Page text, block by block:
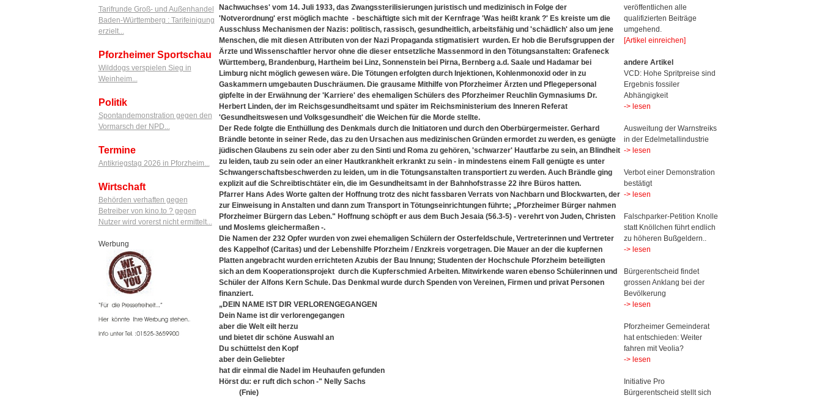
Tarifrunde Groß- und Außenhandel
Baden-Württemberg : Tarifeinigung
erzielt...
Pforzheimer Sportschau
Wilddogs verspielen Sieg in
Weinheim...
Politik
Spontandemonstration gegen den
Vormarsch der NPD...
Termine
Antikriegstag 2026 in Pforzheim...
Wirtschaft
Behörden verhaften gegen
Betreiber von kino.to ? gegen
Nutzer wird vorerst nicht ermittelt...
Werbung
Nachwuchses' vom 14. Juli 1933, das Zwangssterilisierungen juristisch und medizinisch in Folge der
'Notverordnung' erst möglich machte - beschäftigte sich mit der Kernfrage 'Was heißt krank ?' Es kreiste um die
Ausschluss Mechanismen der Nazis: politisch, rassisch, gesundheitlich, arbeitsfähig und 'schädlich' also um jene
Menschen, die mit diesen Attributen von der Nazi Propaganda stigmatisiert wurden. Er hob die Berufsgruppen der
Ärzte und Wissenschaftler hervor ohne die dieser entsetzliche Massenmord in den Tötungsanstalten: Grafeneck
Württemberg, Brandenburg, Hartheim bei Linz, Sonnenstein bei Pirna, Bernberg a.d. Saale und Hadamar bei
Limburg nicht möglich gewesen wäre. Die Tötungen erfolgten durch Injektionen, Kohlenmonoxid oder in zu
Gaskammern umgebauten Duschräumen. Die grausame Mithilfe von Pforzheimer Ärzten und Pflegepersonal
gipfelte in der Erwähnung der 'Karriere' des ehemaligen Schülers des Pforzheimer Reuchlin Gymnasiums Dr.
Herbert Linden, der im Reichsgesundheitsamt und später im Reichsministerium des Inneren Referat
'Gesundheitswesen und Volksgesundheit' die Weichen für die Morde stellte.
Der Rede folgte die Enthüllung des Denkmals durch die Initiatoren und durch den Oberbürgermeister. Gerhard
Brändle betonte in seiner Rede, das zu den Ursachen aus medizinischen Gründen ermordet zu werden, es genügte
jüdischen Glaubens zu sein oder aber zu den Sinti und Roma zu gehören, 'schwarzer' Hautfarbe zu sein, an Blindheit
zu leiden, taub zu sein oder an einer Hautkrankheit erkrankt zu sein - in mindestens einem Fall genügte es unter
Schwangerschaftsbeschwerden zu leiden, um in die Tötungsanstalten transportiert zu werden. Auch Brändle ging
explizit auf die Schreibtischtäter ein, die im Gesundheitsamt in der Bahnhofstrasse 22 ihre Büros hatten.
Pfarrer Hans Ades Worte galten der Hoffnung trotz des nicht fassbaren Verrats von Nachbarn und Blockwarten, der
zur Einweisung in Anstalten und dann zum Transport in Tötungseinrichtungen führte; „Pforzheimer Bürger nahmen
Pforzheimer Bürgern das Leben." Hoffnung schöpft er aus dem Buch Jesaia (56.3-5) - verehrt von Juden, Christen
und Moslems gleichermaßen -.
Die Namen der 232 Opfer wurden von zwei ehemaligen Schülern der Osterfeldschule, Vertreterinnen und Vertreter
des Kappelhof (Caritas) und der Lebenshilfe Pforzheim / Enzkreis vorgetragen. Die Mauer an der die kupfernen
Platten angebracht wurden errichteten Azubis der Bau Innung; Studenten der Hochschule Pforzheim beteiligten
sich an dem Kooperationsprojekt durch die Kupferschmied Arbeiten. Mitwirkende waren ebenso Schülerinnen und
Schüler der Alfons Kern Schule. Das Denkmal wurde durch Spenden von Vereinen, Firmen und privat Personen
finanziert.
„DEIN NAME IST DIR VERLORENGEGANGEN
Dein Name ist dir verlorengegangen
aber die Welt eilt herzu
und bietet dir schöne Auswahl an
Du schüttelst den Kopf
aber dein Geliebter
hat dir einmal die Nadel im Heuhaufen gefunden
Hörst du: er ruft dich schon -" Nelly Sachs
(Fnie)
veröffentlichen alle
qualifizierten Beiträge
umgehend.
[Artikel einreichen]
andere Artikel
VCD: Hohe Spritpreise sind
Ergebnis fossiler
Abhängigkeit
-> lesen
Ausweitung der Warnstreiks
in der Edelmetallindustrie
-> lesen
Verbot einer Demonstration
bestätigt
-> lesen
Falschparker-Petition Knolle
statt Knöllchen führt endlich
zu höheren Bußgeldern..
-> lesen
Bürgerentscheid findet
grossen Anklang bei der
Bevölkerung
-> lesen
Pforzheimer Gemeinderat
hat entschieden: Weiter
fahren mit Veolia?
-> lesen
Initiative Pro
Bürgerentscheid stellt sich